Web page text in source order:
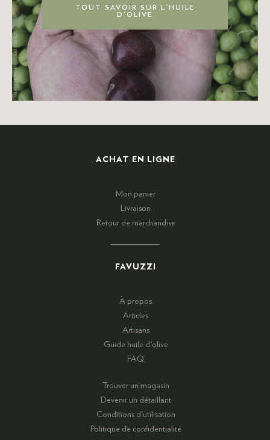
TOUT SAVOIR SUR L'HUILE
D'OLIVE
ACHAT EN LIGNE
Mon panier
Livraison
Retour de marchandise
FAVUZZI
À propos
Articles
Artisans
Guide huile d'olive
FAQ
Trouver un magasin
Devenir un détaillant
Conditions d'utilisation
Politique de confidentialité